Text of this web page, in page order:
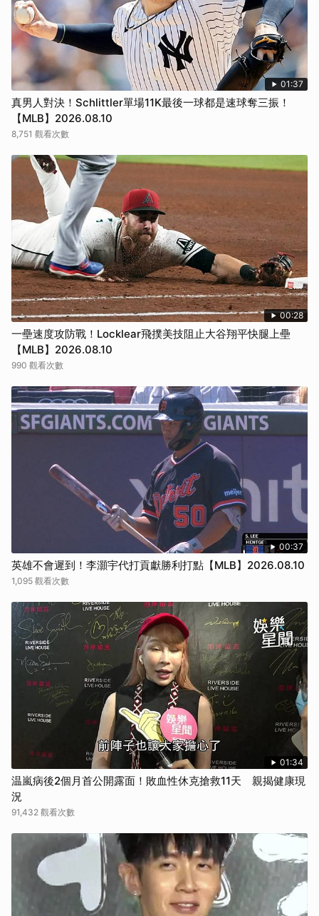
01:37
真男人對決！Schlittler單場11K最後一球都是速球奪三振！
【MLB】2026.08.10
8,751 觀看次數
00:28
一壘速度攻防戰！Locklear飛撲美技阻止大谷翔平快腿上壘
【MLB】2026.08.10
990 觀看次數
00:37
英雄不會遲到！李灝宇代打貢獻勝利打點【MLB】2026.08.10
1,095 觀看次數
01:34
温嵐病後2個月首公開露面！敗血性休克搶救11天 親揭健康現
況
91,432 觀看次數